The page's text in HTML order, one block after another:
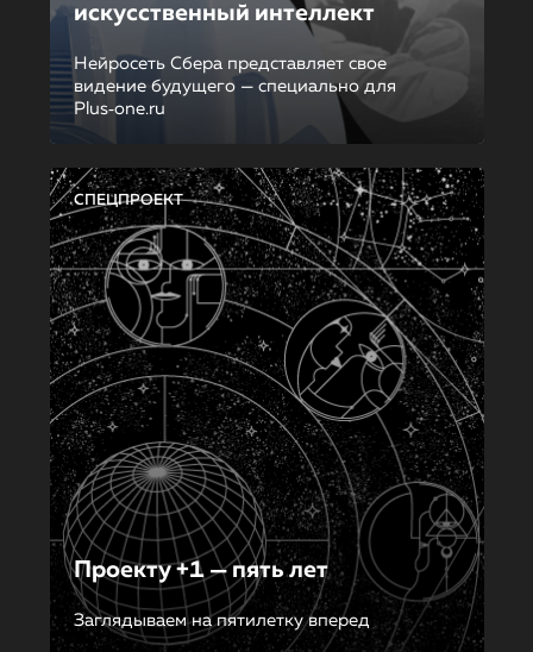
искусственный интеллект
Нейросеть Сбера представляет свое
видение будущего — специально для
Plus‑one.ru
СПЕЦПРОЕКТ
Проекту +1 — пять лет
Заглядываем на пятилетку вперед